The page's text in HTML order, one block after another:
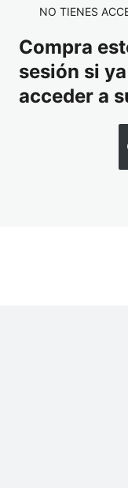
7. LUMBARES Y
8. CADERA Y
9.
10. BRAZOS Y
11. PIERNAS Y
NO TIENES
Compra
sesión si
acceder a